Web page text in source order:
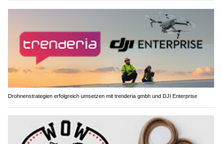
Drohnenstrategien erfolgreich umsetzen mit trenderia gmbh und DJI Enterprise